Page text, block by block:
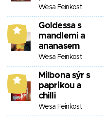
Wesa Feinkost
9
Goldessa s
mandlemi a
ananasem
Wesa Feinkost
7
Milbona sýr s
paprikou a
chilli
Wesa Feinkost